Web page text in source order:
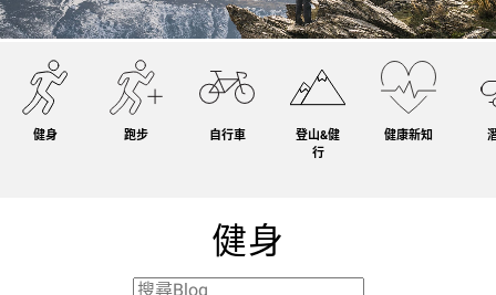
健身 跑步 自行車
登山&健
行
健康新知
健身